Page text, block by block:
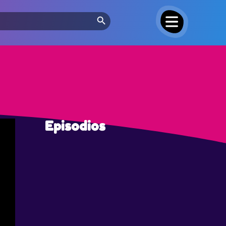
Search Button
Episodios